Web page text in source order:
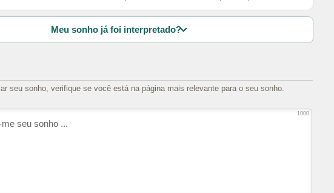
Meu sonho já foi interpretado?
seu sonho, verifique se você está na página mais relevante para o seu sonho.
1000